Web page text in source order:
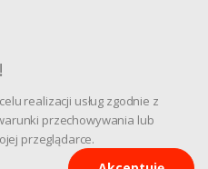
realizacji usług zgodnie z
przechowywania lub
przeglądarce.